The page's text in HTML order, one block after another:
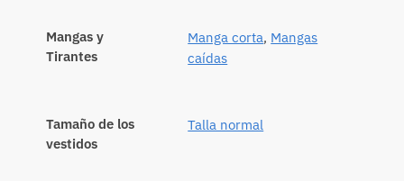
Mangas y
Tirantes
Manga corta, Mangas
caídas
Tamaño de los
vestidos
Talla normal